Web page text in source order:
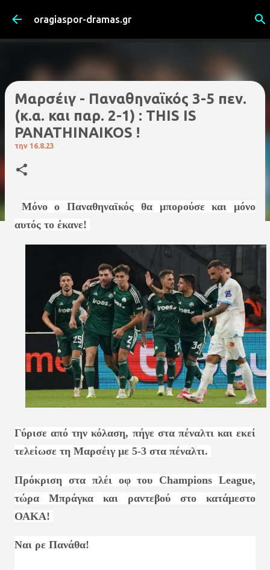
Μετάβαση στο κύριο περιεχόμενο
oragiaspor-dramas.gr
Μαρσέιγ - Παναθηναϊκός 3-5 πεν.
(κ.α. και παρ. 2-1) : THIS IS
PANATHINAIKOS !
την 16.8.23
Μόνο ο Παναθηναϊκός θα μπορούσε και μόνο
αυτός το έκανε!
Γύρισε από την κόλαση, πήγε στα πέναλτι και εκεί
τελείωσε τη Μαρσέιγ με 5-3 στα πέναλτι.
Πρόκριση στα πλέι οφ του Champions League,
τώρα Μπράγκα και ραντεβού στο κατάμεστο
ΟΑΚΑ!
Ναι ρε Πανάθα!